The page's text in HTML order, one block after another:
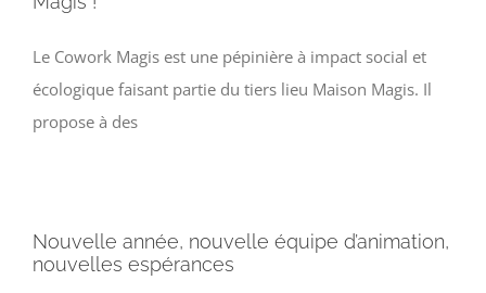
Magis Paris
Cowork Magis
Réseau Magis
Le Cowork Magis est une pépinière à impact social et
écologique faisant partie du tiers lieu Maison Magis. Il
propose à des
Nouvelle année, nouvelle équipe d’animation,
nouvelles espérances